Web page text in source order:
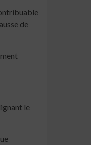
de
le